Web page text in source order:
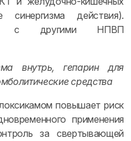
синергизма действия).
с другими НПВП
внутрь, гепарин для
средства
повышает риск
применения
за свертывающей